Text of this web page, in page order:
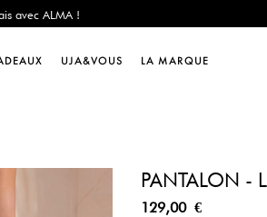
connectant à votre compte !
connectant à votre compte !
UJA&VOUS LA MARQUE
PANTALON -
129,00 €